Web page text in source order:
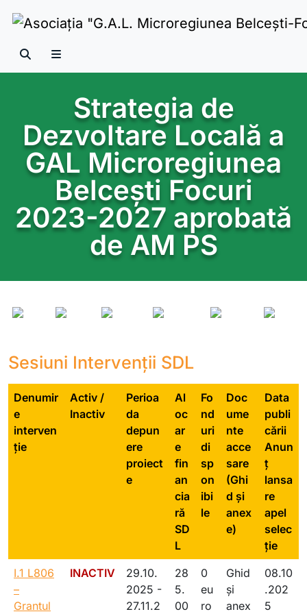
SearchMenu
Strategia de
Dezvoltare Locală a
GAL Microregiunea
Belcești Focuri
2023-2027 aprobată
de AM PS
Sesiuni Intervenții SDL
Denumir
e
interven
ție
Activ /
Inactiv
Perioa
da
depun
ere
proiect
e
Al
oc
ar
e
fin
an
cia
ră
SD
L
Fo
nd
uri
di
sp
on
ibi
le
Doc
ume
nte
acce
sare
(Ghi
d și
anex
e)
Data
publi
cării
Anun
ț
lansa
re
apel
selec
ție
I.1 L806
–
Grantul
INACTIV
29.10.
2025 -
27.11.2
28
5.
00
0
eu
ro
Ghid
și
anex
08.10
.202
5